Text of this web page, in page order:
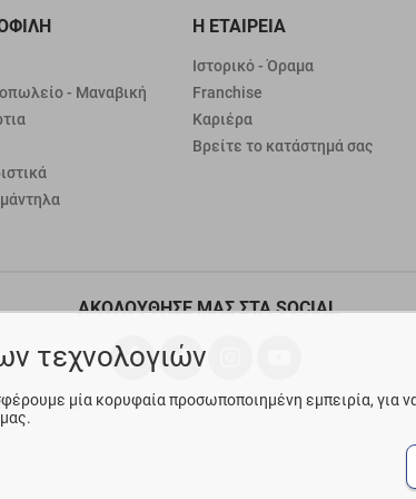
- Μαναβική
Η ΕΤΑΙΡΕΙΑ
Ιστορικό - Όραμα
Franchise
Καριέρα
Βρείτε το κατάστημά σας
ΑΚΟΛΟΥΘΗΣΕ ΜΑΣ ΣΤΑ SOCIAL
τεχνολογιών
μία κορυφαία προσωποποιημένη εμπειρία, για